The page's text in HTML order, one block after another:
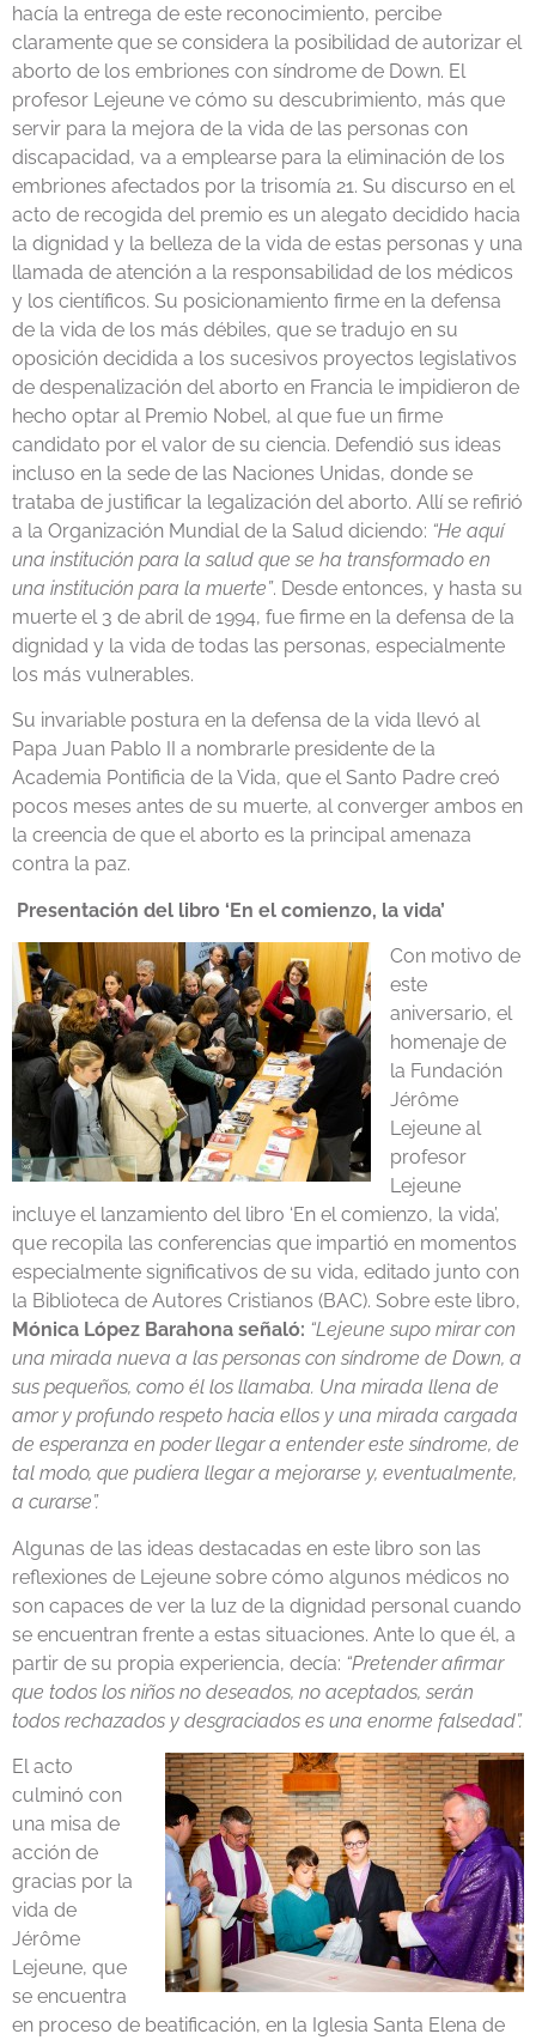
hacía la entrega de este reconocimiento, percibe
claramente que se considera la posibilidad de autorizar el
aborto de los embriones con síndrome de Down. El
profesor Lejeune ve cómo su descubrimiento, más que
servir para la mejora de la vida de las personas con
discapacidad, va a emplearse para la eliminación de los
embriones afectados por la trisomía 21. Su discurso en el
acto de recogida del premio es un alegato decidido hacia
la dignidad y la belleza de la vida de estas personas y una
llamada de atención a la responsabilidad de los médicos
y los científicos. Su posicionamiento firme en la defensa
de la vida de los más débiles, que se tradujo en su
oposición decidida a los sucesivos proyectos legislativos
de despenalización del aborto en Francia le impidieron de
hecho optar al Premio Nobel, al que fue un firme
candidato por el valor de su ciencia. Defendió sus ideas
incluso en la sede de las Naciones Unidas, donde se
trataba de justificar la legalización del aborto. Allí se refirió
a la Organización Mundial de la Salud diciendo: “He aquí
una institución para la salud que se ha transformado en
una institución para la muerte”. Desde entonces, y hasta su
muerte el 3 de abril de 1994, fue firme en la defensa de la
dignidad y la vida de todas las personas, especialmente
los más vulnerables.
Su invariable postura en la defensa de la vida llevó al
Papa Juan Pablo II a nombrarle presidente de la
Academia Pontificia de la Vida, que el Santo Padre creó
pocos meses antes de su muerte, al converger ambos en
la creencia de que el aborto es la principal amenaza
contra la paz.
Presentación del libro ‘En el comienzo, la vida’
Con motivo de
este
aniversario, el
homenaje de
la Fundación
Jérôme
Lejeune al
profesor
Lejeune
incluye el lanzamiento del libro ‘En el comienzo, la vida’,
que recopila las conferencias que impartió en momentos
especialmente significativos de su vida, editado junto con
la Biblioteca de Autores Cristianos (BAC). Sobre este libro,
Mónica López Barahona señaló: “Lejeune supo mirar con
una mirada nueva a las personas con síndrome de Down, a
sus pequeños, como él los llamaba. Una mirada llena de
amor y profundo respeto hacia ellos y una mirada cargada
de esperanza en poder llegar a entender este síndrome, de
tal modo, que pudiera llegar a mejorarse y, eventualmente,
a curarse”.
Algunas de las ideas destacadas en este libro son las
reflexiones de Lejeune sobre cómo algunos médicos no
son capaces de ver la luz de la dignidad personal cuando
se encuentran frente a estas situaciones. Ante lo que él, a
partir de su propia experiencia, decía: “Pretender afirmar
que todos los niños no deseados, no aceptados, serán
todos rechazados y desgraciados es una enorme falsedad”.
El acto
culminó con
una misa de
acción de
gracias por la
vida de
Jérôme
Lejeune, que
se encuentra
en proceso de beatificación, en la Iglesia Santa Elena de